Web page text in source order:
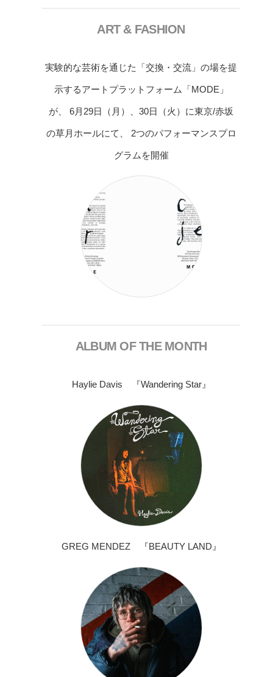
ART & FASHION
実験的な芸術を通じた「交換・交流」の場を提
示するアートプラットフォーム「MODE」
が、 6月29日（月）、30日（火）に東京/赤坂
の草月ホールにて、 2つのパフォーマンスプロ
グラムを開催
ALBUM OF THE MONTH
Haylie Davis 『Wandering Star』
GREG MENDEZ 『BEAUTY LAND』